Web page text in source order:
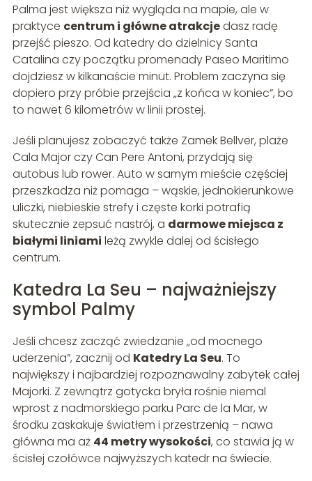
Palma jest większa niż wygląda na mapie, ale w
praktyce centrum i główne atrakcjedasz radę
przejść pieszo. Od katedry do dzielnicy Santa
Catalina czy początku promenady Paseo Maritimo
dojdziesz w kilkanaście minut. Problem zaczyna się
dopiero przy próbie przejścia „z końca w koniec”, bo
to nawet 6 kilometrów w linii prostej.
Jeśli planujesz zobaczyć także Zamek Bellver, plaże
Cala Major czy Can Pere Antoni, przydają się
autobus lub rower. Auto w samym mieście częściej
przeszkadza niż pomaga – wąskie, jednokierunkowe
uliczki, niebieskie strefy i częste korki potrafią
skutecznie zepsuć nastrój, a darmowe miejsca z
białymi liniami leżą zwykle dalej od ścisłego
centrum.
Katedra La Seu – najważniejszy
symbol Palmy
Jeśli chcesz zacząć zwiedzanie „od mocnego
uderzenia”, zacznij od Katedry La Seu. To
największy i najbardziej rozpoznawalny zabytek całej
Majorki. Z zewnątrz gotycka bryła rośnie niemal
wprost z nadmorskiego parku Parc de la Mar, w
środku zaskakuje światłem i przestrzenią – nawa
główna ma aż 44 metry wysokości, co stawia ją w
ścisłej czołówce najwyższych katedr na świecie.